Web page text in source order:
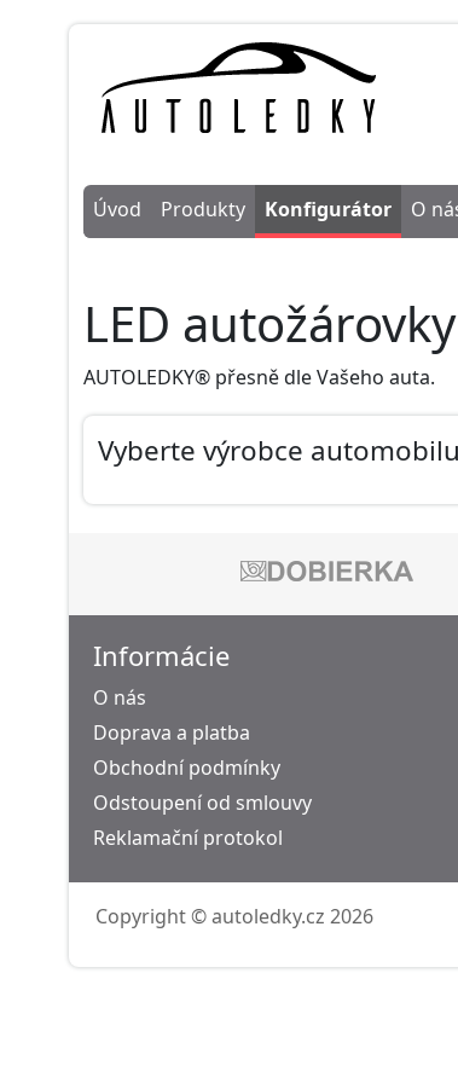
Úvod
Produkty Konfigurátor O
LED
AUTOLEDKY® přesně dle Vašeho auta.
Vyberte výrobce
Informácie
O nás
Doprava a platba
Obchodní podmínky
Odstoupení od smlouvy
Reklamační protokol
Copyright © autoledky.cz 2026